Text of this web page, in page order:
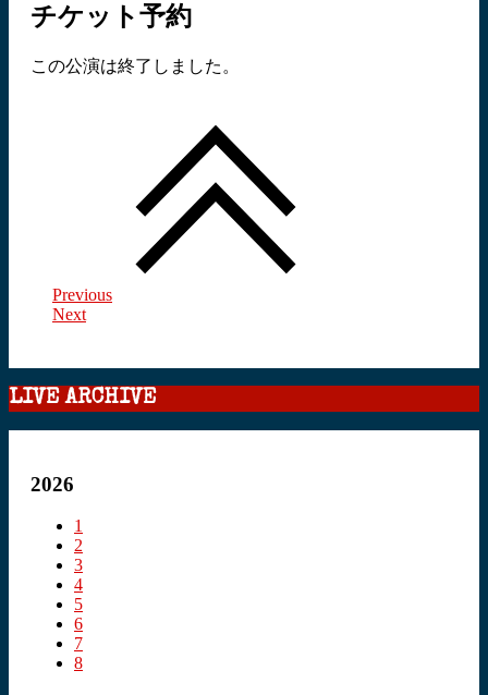
チケット予約
この公演は終了しました。
Previous
Next
LIVE ARCHIVE
2026
1
2
3
4
5
6
7
8